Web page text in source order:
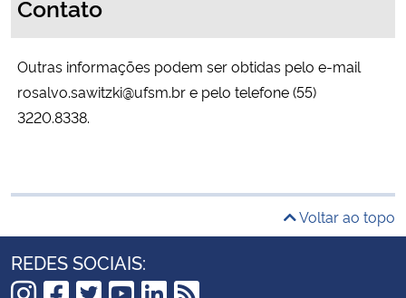
Contato
Outras informações podem ser obtidas pelo e-mail
rosalvo.sawitzki@ufsm.bre pelo telefone (55)
3220.8338.
Voltar ao topo
REDES SOCIAIS: